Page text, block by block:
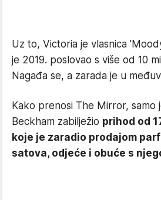
Uz to, Victoria je vlasnica
je 2019. poslovao s više od 10
Nagađa se, a zarada je u
Kako prenosi The Mirror, samo
Beckham zabilježio prihod od
koje je zaradio prodajom
satova, odjeće i obuće s